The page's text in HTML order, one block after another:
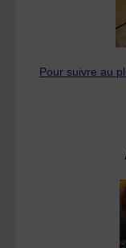
Pour suivre au